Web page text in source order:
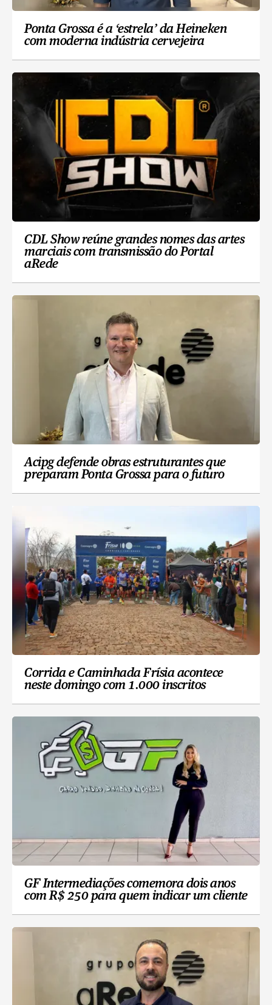
Ponta Grossa é a ‘estrela’ da Heineken
com moderna indústria cervejeira
CDL Show reúne grandes nomes das artes
marciais com transmissão do Portal
aRede
Acipg defende obras estruturantes que
preparam Ponta Grossa para o futuro
Corrida e Caminhada Frísia acontece
neste domingo com 1.000 inscritos
GF Intermediações comemora dois anos
com R$ 250 para quem indicar um cliente